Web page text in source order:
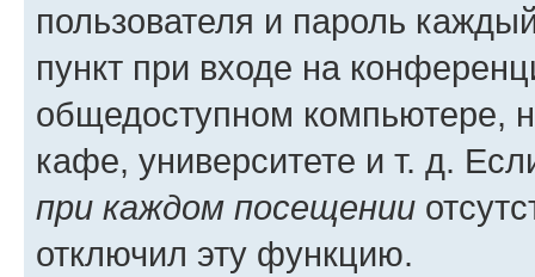
пользователя и пароль
пункт при входе на
общедоступном компьютере,
кафе, университете и т. д.
при каждом посещении
отключил эту функцию.